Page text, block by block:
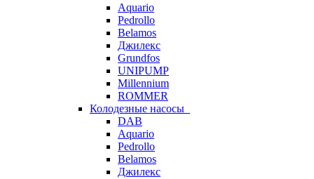
Aquario
Pedrollo
Belamos
Джилекс
Grundfos
UNIPUMP
Millennium
ROMMER
Колодезные насосы
DAB
Aquario
Pedrollo
Belamos
Джилекс